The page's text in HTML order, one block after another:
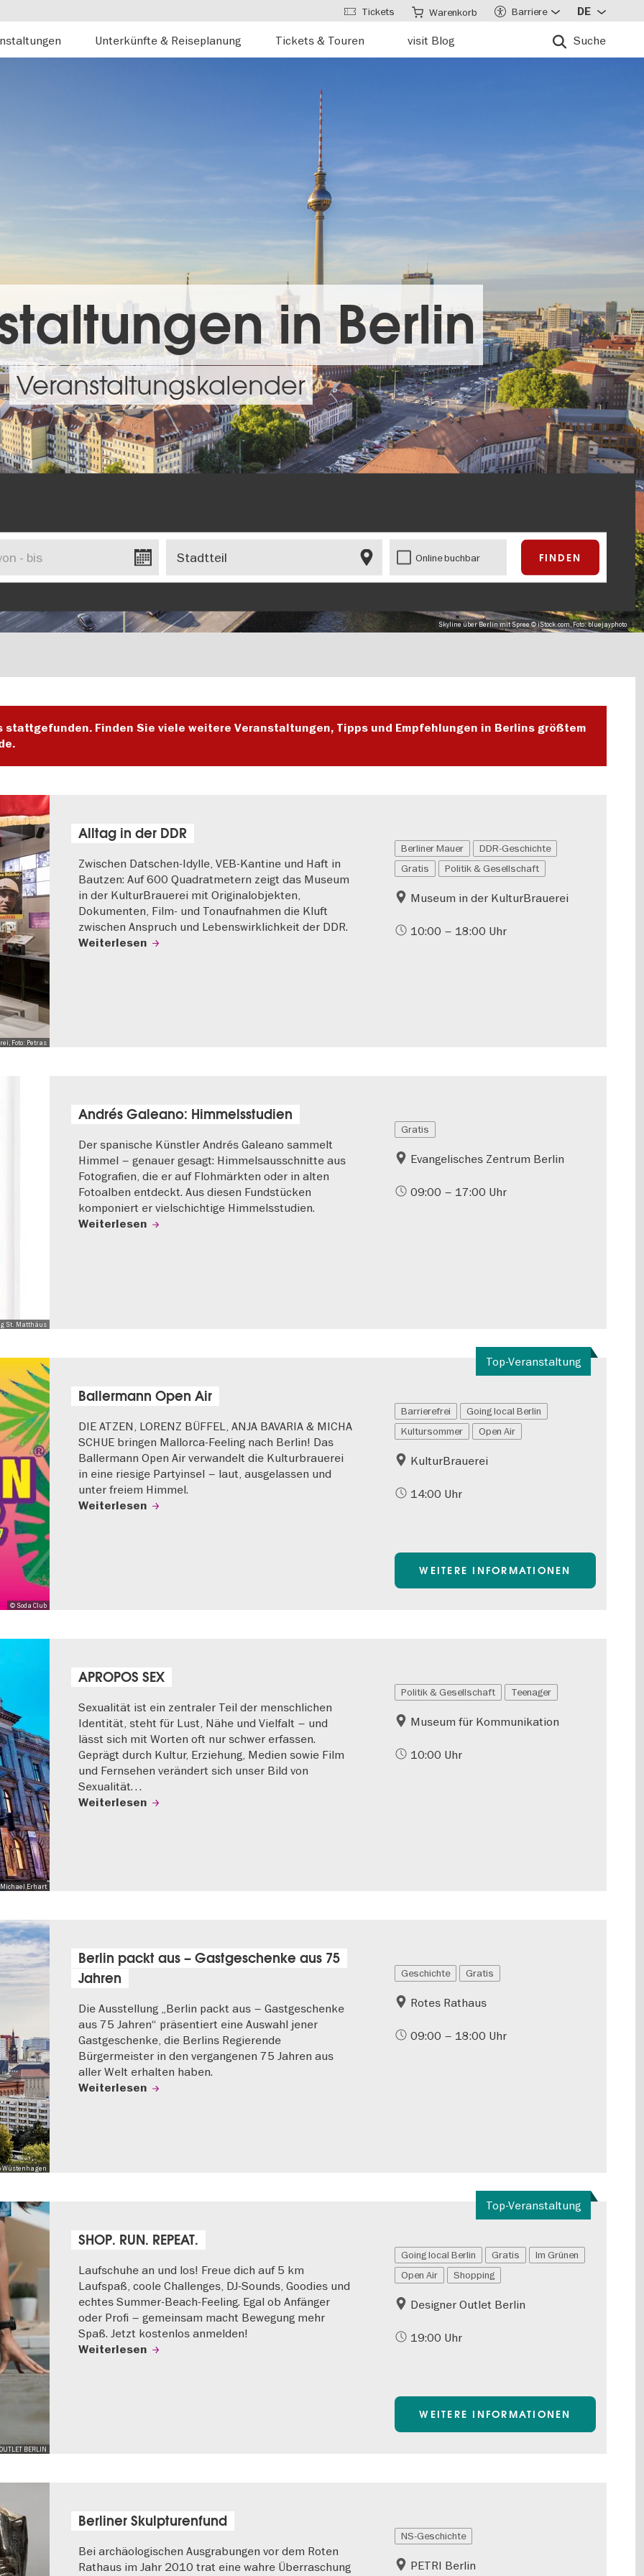
Unterkünfte & Reiseplanung Tickets & Touren visit Blog Suche
Tickets Warenkorb Barriere DE
in Berlin
Veranstaltungskalender
Skyline über Berlin mit Spree © iStock.com, Foto: bluejayphoto
Online buchbar
Finden Sie viele weitere Veranstaltungen, Tipps und Empfehlungen in Berlins größtem
Foto: Petras
Alltag in der DDR
Zwischen Datschen-Idylle, VEB-Kantine und Haft in
Bautzen: Auf 600 Quadratmetern zeigt das Museum
in der KulturBrauerei mit Originalobjekten,
Dokumenten, Film- und Tonaufnahmen die Kluft
zwischen Anspruch und Lebenswirklichkeit der DDR.
Weiterlesen
Berliner Mauer
DDR-Geschichte
Gratis
Politik & Gesellschaft
Museum in der KulturBrauerei
10:00 – 18:00 Uhr
St. Matthäus
Andrés Galeano: Himmelsstudien
Der spanische Künstler Andrés Galeano sammelt
Himmel – genauer gesagt: Himmelsausschnitte aus
Fotografien, die er auf Flohmärkten oder in alten
Fotoalben entdeckt. Aus diesen Fundstücken
komponiert er vielschichtige Himmelsstudien.
Weiterlesen
Gratis
Evangelisches Zentrum Berlin
09:00 – 17:00 Uhr
Top-Veranstaltung
© Soda Club
Ballermann Open Air
DIE ATZEN, LORENZ BÜFFEL, ANJA BAVARIA & MICHA
SCHUE bringen Mallorca-Feeling nach Berlin! Das
Ballermann Open Air verwandelt die Kulturbrauerei
in eine riesige Partyinsel – laut, ausgelassen und
unter freiem Himmel.
Weiterlesen
Barrierefrei
Going local Berlin
Kultursommer
Open Air
KulturBrauerei
14:00 Uhr
WEITERE INFORMATIONEN
Erhart
APROPOS SEX
Sexualität ist ein zentraler Teil der menschlichen
Identität, steht für Lust, Nähe und Vielfalt – und
lässt sich mit Worten oft nur schwer erfassen.
Geprägt durch Kultur, Erziehung, Medien sowie Film
und Fernsehen verändert sich unser Bild von
Sexualität…
Weiterlesen
Politik & Gesellschaft Teenager
Museum für Kommunikation
10:00 Uhr
Wüstenhagen
Berlin packt aus – Gastgeschenke aus 75
Jahren
Die Ausstellung „Berlin packt aus – Gastgeschenke
aus 75 Jahren“ präsentiert eine Auswahl jener
Gastgeschenke, die Berlins Regierende
Bürgermeister in den vergangenen 75 Jahren aus
aller Welt erhalten haben.
Weiterlesen
Geschichte Gratis
Rotes Rathaus
09:00 – 18:00 Uhr
Top-Veranstaltung
BERLIN
SHOP. RUN. REPEAT.
Laufschuhe an und los! Freue dich auf 5 km
Laufspaß, coole Challenges, DJ-Sounds, Goodies und
echtes Summer-Beach-Feeling. Egal ob Anfänger
oder Profi – gemeinsam macht Bewegung mehr
Spaß. Jetzt kostenlos anmelden!
Weiterlesen
Going local Berlin Gratis
Im Grünen
Open Air
Shopping
Designer Outlet Berlin
19:00 Uhr
WEITERE INFORMATIONEN
Berliner Skulpturenfund
Bei archäologischen Ausgrabungen vor dem Roten
Rathaus im Jahr 2010 trat eine wahre Überraschung
NS-Geschichte
PETRI Berlin